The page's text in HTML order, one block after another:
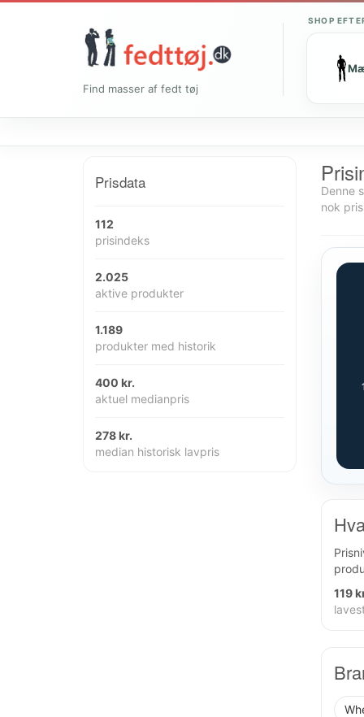
Find masser af fedt tøj
SHOP
Prisdata
112
prisindeks
2.025
aktive produkter
1.189
produkter med historik
400 kr.
aktuel medianpris
278 kr.
median historisk lavpris
Denne
nok
119